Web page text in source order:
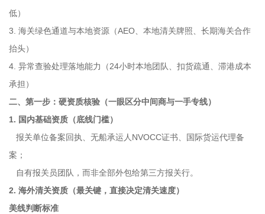
低）
3. 海关绿色通道与本地资源（AEO、本地清关牌照、长期海关合作
抬头）
4. 异常查验处理落地能力（24小时本地团队、扣货疏通、滞港成本
承担）
二、第一步：硬资质核验（一眼区分中间商与一手专线）
1. 国内基础资质（底线门槛）
报关单位备案回执、无船承运人NVOCC证书、国际货运代理备
案；
自有报关员团队，而非全部外包给第三方报关行。
2. 海外清关资质（最关键，直接决定清关速度）
美线判断标准